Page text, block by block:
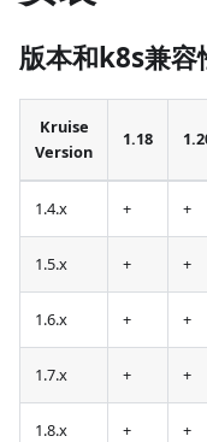
版本和k8s兼容
Kruise
Version
1.18
1.4.x + +
1.5.x + +
1.6.x + +
1.7.x + +
1.8.x + +